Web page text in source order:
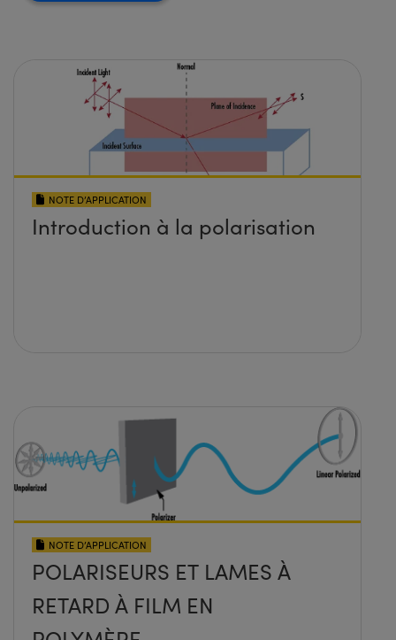
NOTE D’APPLICATION
Introduction à la polarisation
NOTE D’APPLICATION
POLARISEURS ET LAMES À
RETARD À FILM EN